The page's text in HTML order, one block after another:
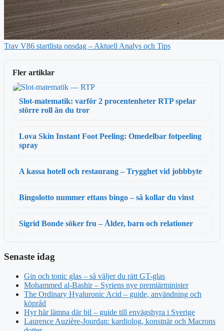
Trav V86 startlista onsdag – Aktuell Analys och Tips
Fler artiklar
Slot-matematik: varför 2 procentenheter RTP spelar
större roll än du tror
Lova Skin Instant Foot Peeling: Omedelbar fotpeeling
spray
A kassa hotell och restaurang – Trygghet vid jobbbyte
Bingolotto nummer ettans bingo – så kollar du vinst
Sigrid Bonde söker fru – Ålder, barn och relationer
Senaste idag
Gin och tonic glas – så väljer du rätt GT-glas
Mohammed al-Bashir – Syriens nye premiärminister
The Ordinary Hyaluronic Acid – guide, användning och
köpråd
Hyr här lämna där bil – guide till envägshyra i Sverige
Laurence Auzière-Jourdan: kardiolog, konstnär och Macrons